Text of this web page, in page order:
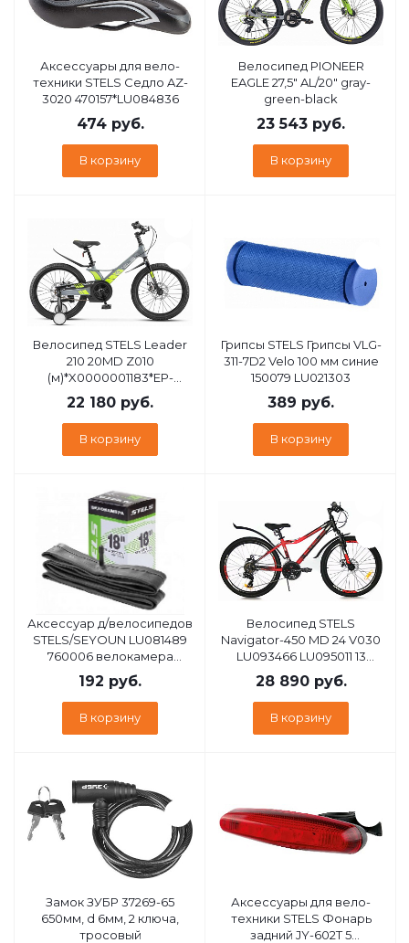
Аксессуары для вело-
техники STELS Седло AZ-
3020 470157*LU084836
474руб.
В корзину
Велосипед PIONEER
EAGLE 27,5" AL/20" gray-
green-black
23 543 руб.
В корзину
Велосипед STELS Leader
210 20MD Z010
(м)*X0000001183*EP-
00005888 10.4" Серый
2024
22 180 руб.
В корзину
Грипсы STELS Грипсы VLG-
311-7D2 Velo 100 мм синие
150079 LU021303
389 руб.
В корзину
Аксессуар д/велосипедов
STELS/SEYOUN LU081489
760006 велокамера
18"x1.95"/2.125" автовентиль
192 руб.
В корзину
Велосипед STELS
Navigator-450 MD 24 V030
LU093466 LU095011 13
Черный неоновый/
Красный 2023
28 890руб.
В корзину
Замок ЗУБР 37269-65
650мм, d 6мм, 2 ключа,
тросовый
Аксессуары для вело-
техники STELS Фонарь
задний JY-602T 5